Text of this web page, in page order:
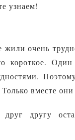
узнаем!
жили очень
короткое.
вместе
другу